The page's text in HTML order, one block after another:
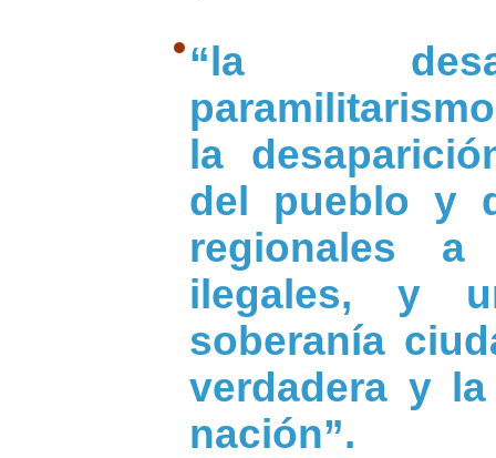
“la
la
del pueblo y
regionales a
ilegales, y
soberanía
verdadera y
nación”.